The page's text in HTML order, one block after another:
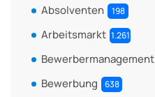
Absolventen 198
Arbeitsmarkt 1.261
Bewerbermanagement
Bewerbung 638